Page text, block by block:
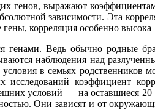
генов, выражают
зависимости. Эта
гены, корреляция особенно
генами. Ведь обычно родные
наблюдения над
в семьях родственников
коэффициент
условий — на оставшиеся
Они зависят и от